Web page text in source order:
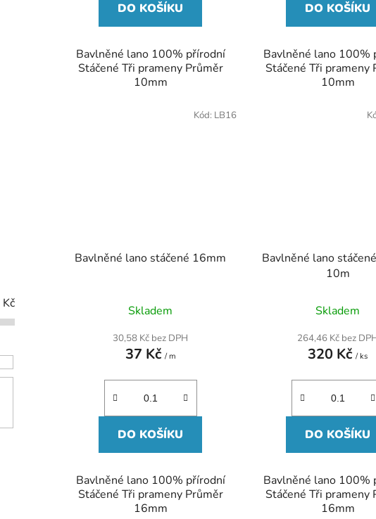
Kč
DO KOŠÍKU
Bavlněné lano 100% přírodní
Stáčené Tři prameny Průměr
10mm
DO KOŠÍKU
Bavlněné lano 100%
Stáčené Tři prameny
10mm
Bavlněné lano stáčené 16mm
hodnocení
je
5,0
5
hvězdiček.
Skladem
30,58 Kč bez DPH
37 Kč / m
DO KOŠÍKU
Bavlněné lano 100% přírodní
Stáčené Tři prameny Průměr
16mm
Kód: LB16
Bavlněné lano
10m
Skladem
264,46 Kč bez
320 Kč/ ks
DO KOŠÍKU
Bavlněné lano 100%
Stáčené Tři prameny
16mm